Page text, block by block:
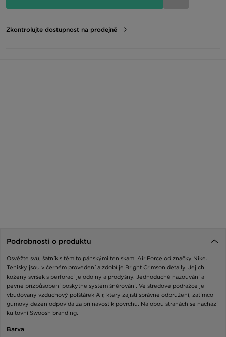
Zkontrolujte dostupnost na prodejně
Podrobnosti o produktu
Osvěžte svůj šatník s těmito pánskými teniskami Air Force od značky Nike.
Tenisky jsou v černém provedení a zdobí je Bright Crimson detaily. Jejich
kožený svršek s perforací je odolný a prodyšný. Jednoduché nazouvání a
pevné přizpůsobení poskytne systém šněrování. Ve středové podrážce je
vbudovaný vzduchový polštářek Air, který zajistí správné odpružení, zatímco
gumový dezén odpovídá za přilnavost k povrchu. Na obou stranách se nachází
kultovní Swoosh branding.
Barva